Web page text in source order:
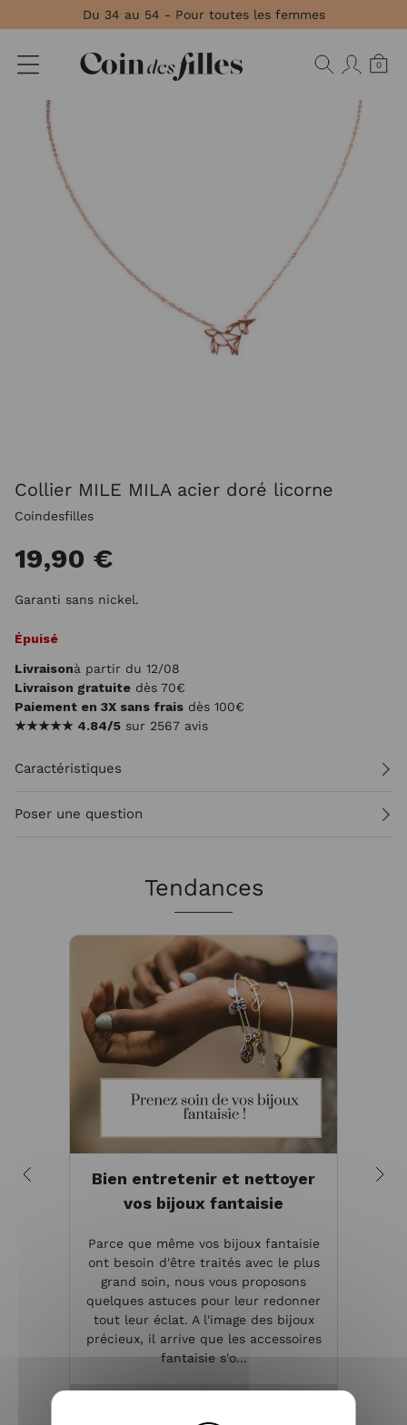
Du 34 au 54 - Pour toutes les femmes
0
Collier MILE MILA acier doré licorne
Coindesfilles
19,90 €
Garanti sans nickel.
Épuisé
Livraisonà partir du 12/08
Livraison gratuite dès 70€
Paiement en 3X sans frais dès 100€
★★★★★ 4.84/5 sur 2567 avis
Caractéristiques
Poser une question
Tendances
Bien entretenir et nettoyer
vos bijoux fantaisie
Parce que même vos bijoux fantaisie
ont besoin d'être traités avec le plus
grand soin, nous vous proposons
quelques astuces pour leur redonner
tout leur éclat. A l'image des bijoux
précieux, il arrive que les accessoires
fantaisie s'o...
Panneau de gestion des cookies